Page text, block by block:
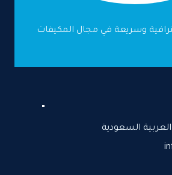
وسريعة في مجال المكيفات
السعودية